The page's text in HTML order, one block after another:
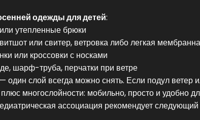
одежды для детей:
утепленные брюки
или свитер, ветровка либо легкая
или кроссовки с носками
шарф-труба, перчатки при ветре
один слой всегда можно снять. Если подул ветер
многослойности: мобильно, просто и удобно
ассоциация рекомендует